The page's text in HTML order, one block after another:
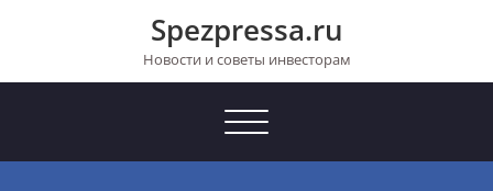
Spezpressa.ru
Новости и советы инвесторам
Toggle